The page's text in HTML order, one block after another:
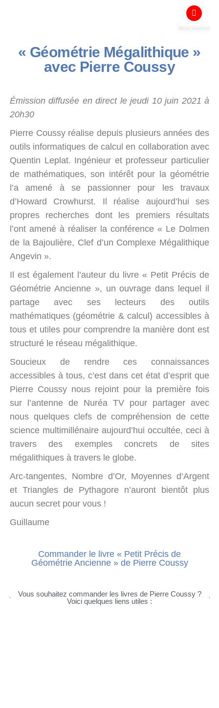
« Géométrie Mégalithique »
avec Pierre Coussy
Émission diffusée en direct le jeudi 10 juin 2021 à
20h30
Pierre Coussy réalise depuis plusieurs années des
outils informatiques de calcul en collaboration avec
Quentin Leplat. Ingénieur et professeur particulier
de mathématiques, son intérêt pour la géométrie
l’a amené à se passionner pour les travaux
d’Howard Crowhurst. Il réalise aujourd’hui ses
propres recherches dont les premiers résultats
l’ont amené à réaliser la conférence « Le Dolmen
de la Bajoulière, Clef d’un Complexe Mégalithique
Angevin ».
Il est également l’auteur du livre « Petit Précis de
Géométrie Ancienne », un ouvrage dans lequel il
partage avec ses lecteurs des outils
mathématiques (géométrie & calcul) accessibles à
tous et utiles pour comprendre la manière dont est
structuré le réseau mégalithique.
Soucieux de rendre ces connaissances
accessibles à tous, c’est dans cet état d’esprit que
Pierre Coussy nous rejoint pour la première fois
sur l’antenne de Nuréa TV pour partager avec
nous quelques clefs de compréhension de cette
science multimillénaire aujourd’hui occultée, ceci à
travers des exemples concrets de sites
mégalithiques à travers le globe.
Arc-tangentes, Nombre d’Or, Moyennes d’Argent
et Triangles de Pythagore n’auront bientôt plus
aucun secret pour vous !
Guillaume
Commander le livre « Petit Précis de
Géométrie Ancienne » de Pierre Coussy
Vous souhaitez commander les livres de Pierre Coussy ?
Voici quelques liens utiles :